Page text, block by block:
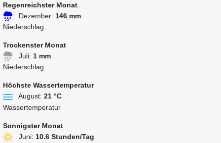
Regenreichster Monat
Dezember: 146 mm
Niederschlag
Trockenster Monat
Juli: 1 mm
Niederschlag
Höchste Wassertemperatur
August: 21 °C
Wassertemperatur
Sonnigster Monat
Juni: 10.6 Stunden/Tag